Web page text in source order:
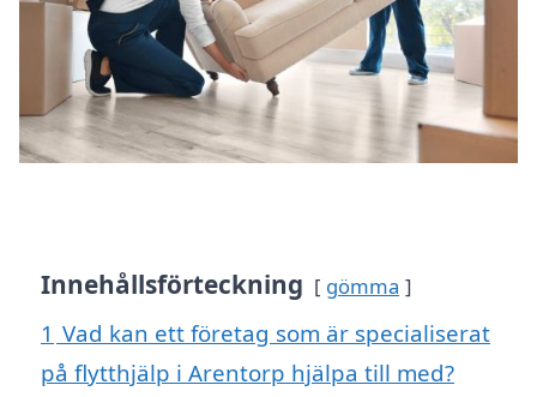
Innehållsförteckning gömma
1 Vad kan ett företag som är specialiserat
på flytthjälp i Arentorp hjälpa till med?